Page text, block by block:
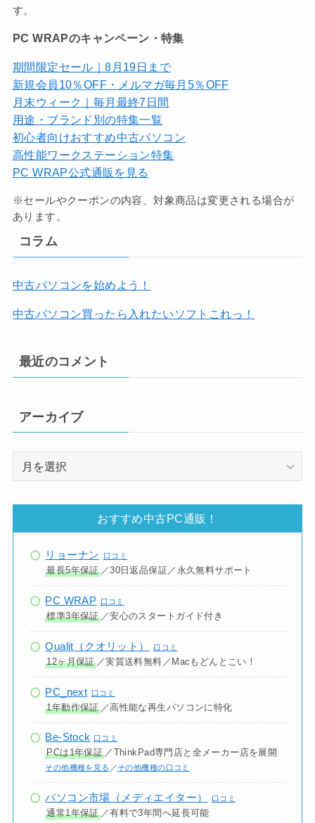
す。
PC WRAPのキャンペーン・特集
期間限定セール｜8月19日まで
新規会員10％OFF・メルマガ毎月5％OFF
月末ウィーク｜毎月最終7日間
用途・ブランド別の特集一覧
初心者向けおすすめ中古パソコン
高性能ワークステーション特集
PC WRAP公式通販を見る
※セールやクーポンの内容、対象商品は変更される場合が
あります。
コラム
中古パソコンを始めよう！
中古パソコン買ったら入れたいソフトこれっ！
最近のコメント
アーカイブ
ブ
おすすめ中古PC通販！
リョーナン 口コミ
最長5年保証／30日返品保証／永久無料サポート
PC WRAP 口コミ
標準3年保証／安心のスタートガイド付き
Qualit（クオリット） 口コミ
12ヶ月保証／実質送料無料／Macもどんとこい！
PC_next 口コミ
1年動作保証／高性能な再生パソコンに特化
Be-Stock 口コミ
PCは1年保証 ／ThinkPad専門店と全メーカー店を展開
その他機種を見る ／ その他機種の口コミ
パソコン市場（メディエイター） 口コミ
通常1年保証／有料で3年間へ延長可能